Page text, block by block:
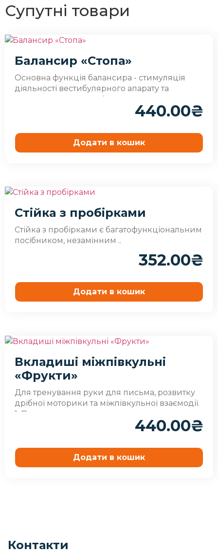
Супутні товари
Балансир «Стопа»
Основна функція балансира - стимуляція
діяльності вестибулярного апарату та
розвиток навичок пріор..
440.00₴
Додати в кошик
Стійка з пробірками
Стійка з пробірками є багатофункціональним
посібником, незамінним ..
352.00₴
Додати в кошик
Вкладиші міжпівкульні
«Фрукти»
Для тренування руки для письма, розвитку
дрібної моторики та міжпівкульної взаємодії.
1. Переноси..
440.00₴
Додати в кошик
Контакти